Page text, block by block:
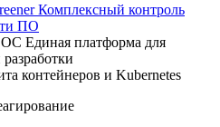
Комплексный контроль
ПО
Единая платформа для
контейнеров и Kubernetes